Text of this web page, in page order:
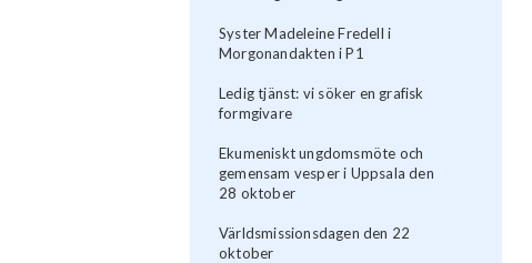
Syster Madeleine Fredell i
Morgonandakten i P1
Ledig tjänst: vi söker en grafisk
formgivare
Ekumeniskt ungdomsmöte och
gemensam vesper i Uppsala den
28 oktober
Världsmissionsdagen den 22
oktober